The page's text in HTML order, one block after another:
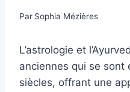
Par Sophia Mézières
L’astrologie et
anciennes qui se sont
siècles, offrant une